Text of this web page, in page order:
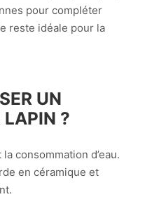
pour compléter
reste idéale pour la
UN
LAPIN ?
consommation d’eau.
en céramique et